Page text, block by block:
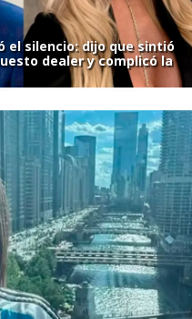
el silencio: dijo que sintió
dealer y complicó la